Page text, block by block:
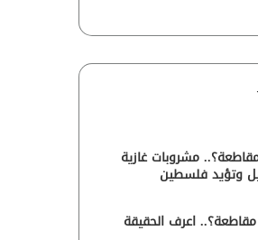
مشروبات غازية
وتؤيد فلسطين
اعرف الحقيقة